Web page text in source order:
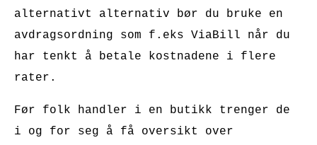
alternativt alternativ bør du bruke en
avdragsordning som f.eks ViaBill når du
har tenkt å betale kostnadene i flere
rater.
Før folk handler i en butikk trenger de
i og for seg å få oversikt over